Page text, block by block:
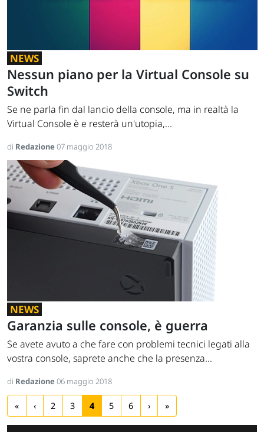
NEWS
Nessun piano per la Virtual Console su
Switch
Se ne parla fin dal lancio della console, ma in realtà la
Virtual Console è e resterà un'utopia,...
di Redazione07 maggio 2018
NEWS
Garanzia sulle console, è guerra
Se avete avuto a che fare con problemi tecnici legati alla
vostra console, saprete anche che la presenza...
di Redazione06 maggio 2018
« ‹ 2 3 4 5 6 › »